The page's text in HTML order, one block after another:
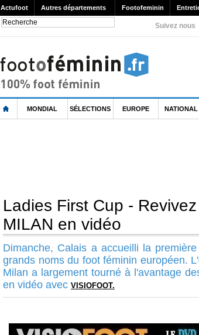
Actufoot Autres départements Footofeminin
Suivez nous
MONDIAL SÉLECTIONS EUROPE NATIONAL
Ladies First Cup -
MILAN en vidéo
Dimanche, Calais a accueilli la
grands noms du foot féminin européen.
Milan a largement tourné à l'avantage
en vidéo avec VISIOFOOT.